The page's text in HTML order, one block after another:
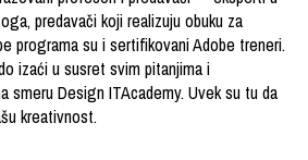
predavači koji realizuju obuku za
programa su i sertifikovani Adobe treneri.
izaći u susret svim pitanjima i
smeru Design ITAcademy. Uvek su tu da
kreativnost.